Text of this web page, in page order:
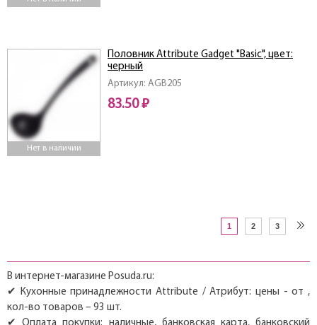
Нет в наличии
Артикул: AGB205
Половник Attribute Gadget "Basic", цвет:
черный
83.50 ₽
1 2 3
В интернет-магазине Posuda.ru:
✔ Кухонные принадлежности Attribute / Атрибут: цены - от ,
кол-во товаров – 93 шт.